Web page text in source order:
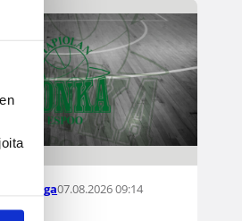
Korisliiga07.08.2026 09:14